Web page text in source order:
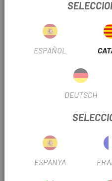
Els accents reflectors
Grandària: 80x40x115mm
PRODUCTOS SIMILARES
ESPAÑOL
DEUTSCH
ESPANYA